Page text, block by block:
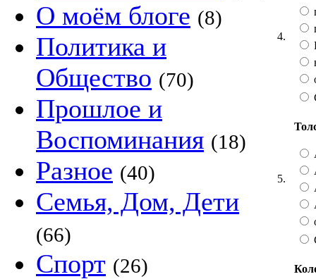
О моём блоге (8)
Политика и
Общество (70)
Прошлое и
Воспоминания (18)
Разное (40)
Семья, Дом, Дети
(66)
Спорт (26)
4.
5.